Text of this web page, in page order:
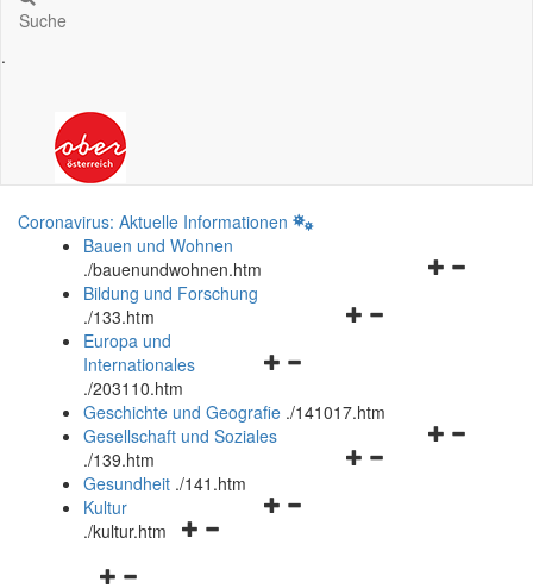
Suche
.
Coronavirus: Aktuelle Informationen
Bauen und Wohnen
./bauenundwohnen.htm
Navigationsmenü
Bildung und Forschung
./133.htm
Navigationsmenü
und
schließen
Europa und
Internationales
./203110.htm
Geschichte und Geografie ./141017.htm
Navigationsmenü
Gesellschaft und Soziales
./139.htm
Navigationsmenü
Gesundheit ./141.htm
Navigationsmenü
Kultur
./kultur.htm
Navigationsmenü